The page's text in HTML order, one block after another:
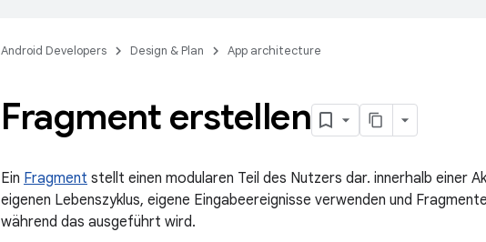
Android Developers Design & Plan App architecture
Fragment erstellen
Ein Fragment stellt einen modularen Teil des Nutzers dar. innerhalb einer
eigenen Lebenszyklus, eigene Eingabeereignisse verwenden und
während das ausgeführt wird.